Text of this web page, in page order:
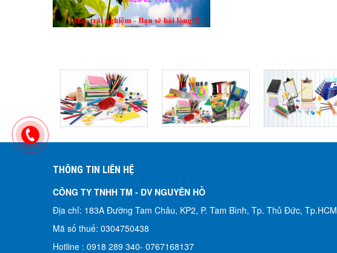
THÔNG TIN LIÊN HỆ
CÔNG TY TNHH TM - DV NGUYÊN HỒ​
Địa chỉ: 183A Đường Tam Châu, KP2, P. Tam Bình, Tp. Thủ Đức, Tp.HCM
Mã số thuế: 0304750438
Hotline : 0918 289 340- 0767168137